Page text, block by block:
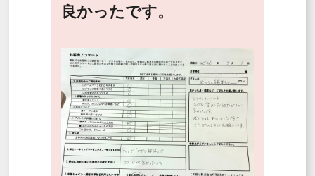
良かったです。